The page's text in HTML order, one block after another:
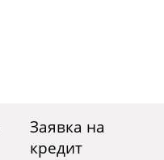
Заявка на
кредит